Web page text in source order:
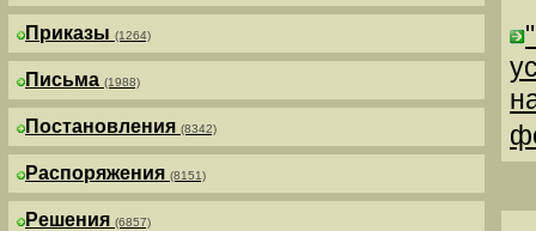
Приказы (1264)
Письма (1988)
Постановления (8342)
Распоряжения (8151)
Решения (6857)